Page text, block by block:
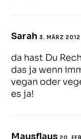
Sarah3. MÄRZ 2012
da hast Du
das ja wenn
vegan oder
es ja!
Mausflaus